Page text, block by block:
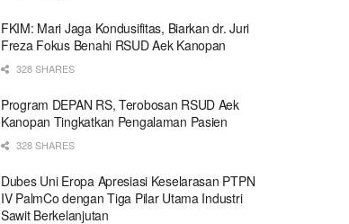
FKIM: Mari Jaga Kondusifitas, Biarkan dr. Juri
Freza Fokus Benahi RSUD Aek Kanopan
328 SHARES
Program DEPAN RS, Terobosan RSUD Aek
Kanopan Tingkatkan Pengalaman Pasien
328 SHARES
Dubes Uni Eropa Apresiasi Keselarasan PTPN
IV PalmCo dengan Tiga Pilar Utama Industri
Sawit Berkelanjutan